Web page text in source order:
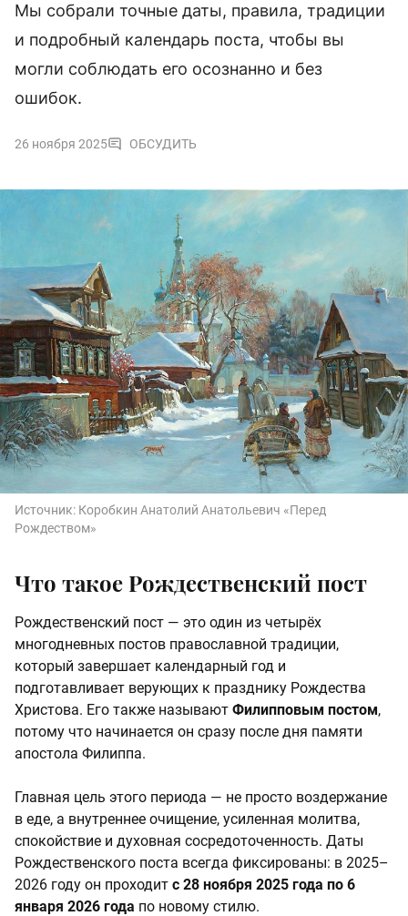
Мы собрали точные даты, правила, традиции
и подробный календарь поста, чтобы вы
могли соблюдать его осознанно и без
ошибок.
26 ноября 2025 ОБСУДИТЬ
Источник: Коробкин Анатолий Анатольевич «Перед
Рождеством»
Что такое Рождественский пост
Рождественский пост — это один из четырёх
многодневных постов православной традиции,
который завершает календарный год и
подготавливает верующих к празднику Рождества
Христова. Его также называют Филипповым постом,
потому что начинается он сразу после дня памяти
апостола Филиппа.
Главная цель этого периода — не просто воздержание
в еде, а внутреннее очищение, усиленная молитва,
спокойствие и духовная сосредоточенность. Даты
Рождественского поста всегда фиксированы: в 2025–
2026 году он проходит с 28 ноября 2025 года по 6
января 2026 года по новому стилю.